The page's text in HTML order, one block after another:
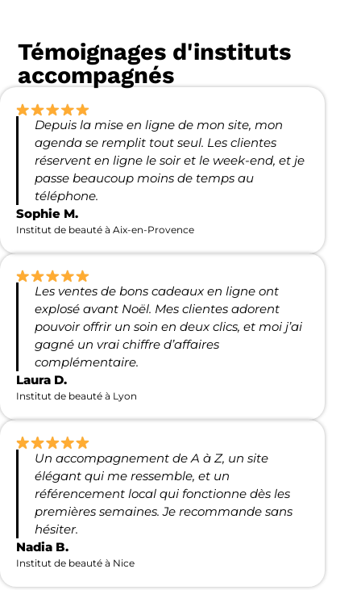
Témoignages d'instituts
accompagnés
Depuis la mise en ligne de mon site, mon
agenda se remplit tout seul. Les clientes
réservent en ligne le soir et le week-end, et je
passe beaucoup moins de temps au
téléphone.
Sophie M.
Institut de beauté à Aix-en-Provence
Les ventes de bons cadeaux en ligne ont
explosé avant Noël. Mes clientes adorent
pouvoir offrir un soin en deux clics, et moi j’ai
gagné un vrai chiffre d’affaires
complémentaire.
Laura D.
Institut de beauté à Lyon
Un accompagnement de A à Z, un site
élégant qui me ressemble, et un
référencement local qui fonctionne dès les
premières semaines. Je recommande sans
hésiter.
Nadia B.
Institut de beauté à Nice